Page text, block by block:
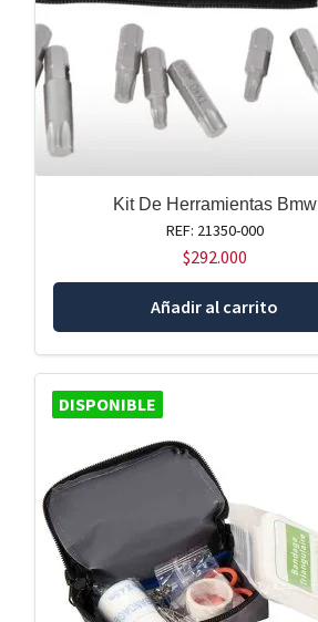
Kit De Herramientas Bmw
REF: 21350-000
$292.000
Añadir al carrito
DISPONIBLE